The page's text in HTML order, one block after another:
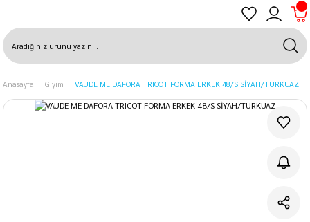
Anasayfa Giyim VAUDE ME DAFORA TRICOT FORMA ERKEK 48/S SİYAH/TURKUAZ